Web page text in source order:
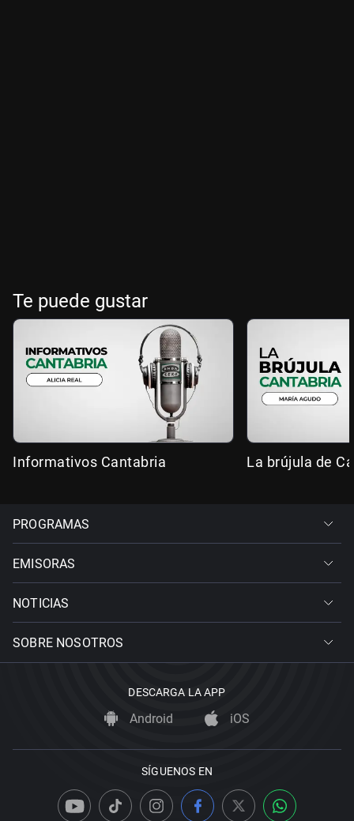
Te puede gustar
Informativos Cantabria La brújula de
PROGRAMAS
EMISORAS
NOTICIAS
SOBRE NOSOTROS
DESCARGA LA APP
Android iOS
SÍGUENOS EN